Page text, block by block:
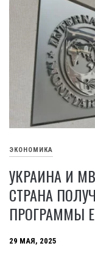
ЭКОНОМИКА
УКРАИНА И
СТРАНА
ПРОГРАММЫ
29 МАЯ, 2025